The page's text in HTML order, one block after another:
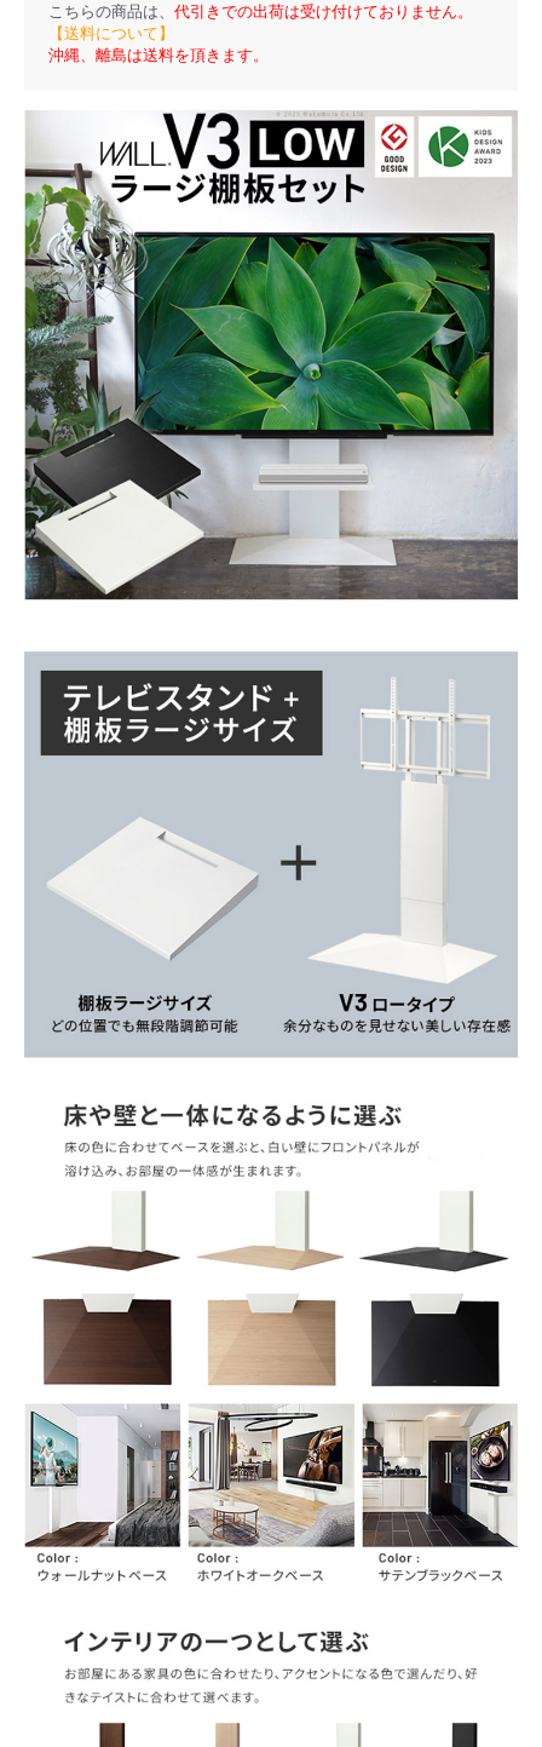
こちらの商品は、 代引きでの出荷は受け付けておりません。
【送料について】
沖縄、離島は送料を頂きます。